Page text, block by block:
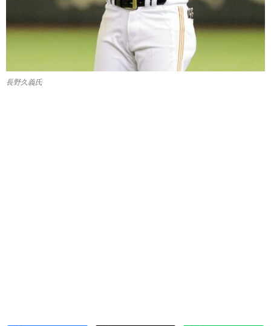
長野久義氏